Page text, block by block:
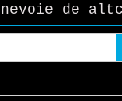
nevoie de